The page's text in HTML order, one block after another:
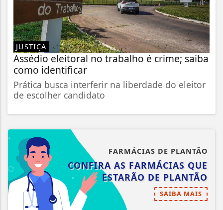
JUSTIÇA
Assédio eleitoral no trabalho é crime; saiba
como identificar
Prática busca interferir na liberdade do eleitor
de escolher candidato
FARMÁCIAS DE PLANTÃO
CONFIRA AS FARMÁCIAS QUE
ESTARÃO DE PLANTÃO
SAIBA MAIS